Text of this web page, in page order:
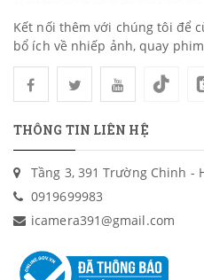
Kết nối thêm với chúng tôi để
bổ ích về nhiếp ảnh, quay
THÔNG TIN LIÊN HỆ
Tầng 3, 391 Trường Chinh -
0919699983
icamera391@gmail.com